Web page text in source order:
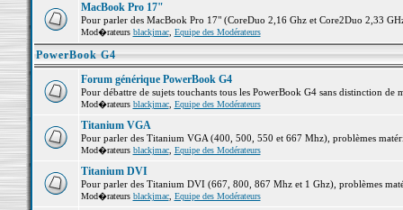
MacBook Pro 17"
Pour parler des MacBook Pro 17" (CoreDuo 2,16 Ghz et Core2Duo 2,33
Mod�rateurs blackjmac, Equipe des Modérateurs
PowerBook G4
Forum générique PowerBook G4
Pour débattre de sujets touchants tous les PowerBook G4 sans distinction de
Mod�rateurs blackjmac, Equipe des Modérateurs
Titanium VGA
Pour parler des Titanium VGA (400, 500, 550 et 667 Mhz), problèmes
Mod�rateurs blackjmac, Equipe des Modérateurs
Titanium DVI
Pour parler des Titanium DVI (667, 800, 867 Mhz et 1 Ghz), problèmes
Mod�rateurs blackjmac, Equipe des Modérateurs